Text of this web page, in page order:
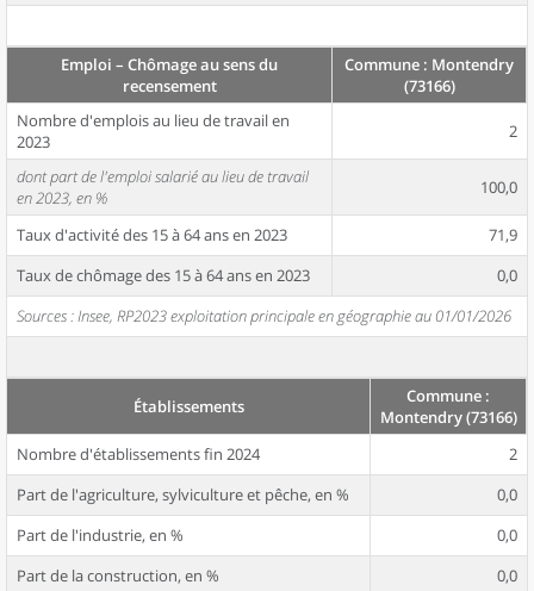
Emploi – Chômage au sens du
recensement
Commune : Montendry
(73166)
Nombre d'emplois au lieu de travail en
2023
2
dont part de l'emploi salarié au lieu de travail
en 2023, en %
100,0
Taux d'activité des 15 à 64 ans en 2023
71,9
Taux de chômage des 15 à 64 ans en 2023
0,0
Sources : Insee, RP2023 exploitation principale en géographie au 01/01/2026
Établissements
Commune :
Montendry (73166)
Nombre d'établissements fin 2024
2
Part de l'agriculture, sylviculture et pêche, en %
0,0
Part de l'industrie, en %
0,0
Part de la construction, en %
0,0